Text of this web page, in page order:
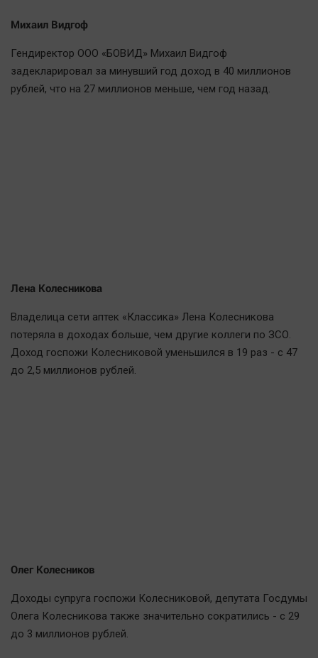
Михаил Видгоф
Гендиректор ООО «БОВИД» Михаил Видгоф
задекларировал за минувший год доход в 40 миллионов
рублей, что на 27 миллионов меньше, чем год назад.
Лена Колесникова
Владелица сети аптек «Классика» Лена Колесникова
потеряла в доходах больше, чем другие коллеги по ЗСО.
Доход госпожи Колесниковой уменьшился в 19 раз - с 47
до 2,5 миллионов рублей.
Олег Колесников
Доходы супруга госпожи Колесниковой, депутата Госдумы
Олега Колесникова также значительно сократились - с 29
до 3 миллионов рублей.